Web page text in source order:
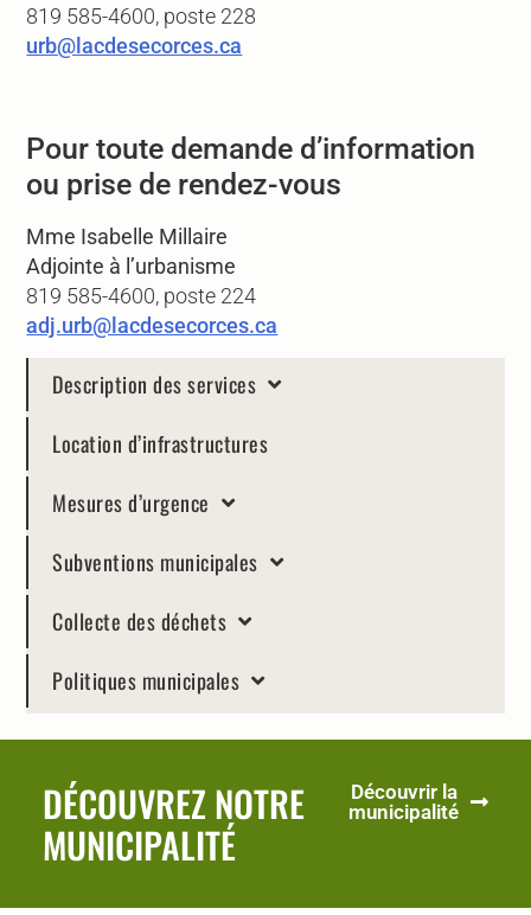
Description des services
Location d’infrastructures
Mesures d’urgence
Subventions municipales
Collecte des déchets
Politiques municipales
819 585-4600, poste 228
urb@lacdesecorces.ca
Pour toute demande d’information
ou prise de rendez-vous
Mme Isabelle Millaire
Adjointe à l’urbanisme
819 585-4600, poste 224
adj.urb@lacdesecorces.ca
DÉCOUVREZ NOTRE
MUNICIPALITÉ
Découvrir la
municipalité